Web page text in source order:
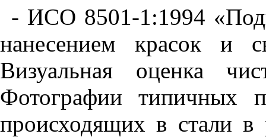
- ИСО 8501-1:1994
нанесением красок и
Визуальная оценка
Фотографии
типичных
происходящих в стали в